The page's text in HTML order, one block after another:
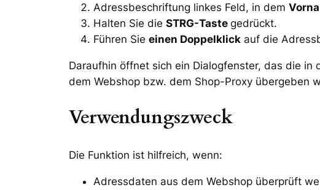
Adressbeschriftung linkes Feld, in dem
Halten Sie die STRG-Taste gedrückt.
Führen Sie einen Doppelklick auf die
Daraufhin öffnet sich ein Dialogfenster, das die in
dem Webshop bzw. dem Shop-Proxy übergeben
Verwendungszweck
Die Funktion ist hilfreich, wenn:
Adressdaten aus dem Webshop überprüft